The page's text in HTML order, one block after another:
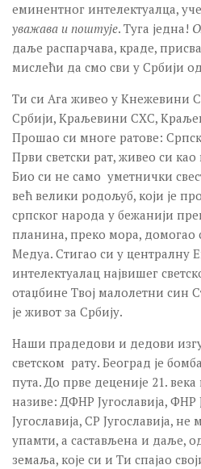
еминентног интелектуалца,
уважава и поштује. Туга једна!
даље распарчава, краде,
мислећи да смо сви у Србији
Tи си Ага живео у Кнежевини
Србији, Краљевини СХС,
Прошао си многе ратове:
Први светски рат, живео си
Био си не само уметнички
већ велики родољуб, који је
српског народа у бежанији
планина, преко мора, домогао
Медуа. Стигао си у централну
интелектуалац највишег
отаџбине Твој малолетни син
је живот за Србију.
Наши прадедови и дедови
светском рату. Београд је
пута. До прве деценије 21.
називе: ДФНР Југославија, ФНР
Југославија, СР Југославија,
упамти, а састављена и даље,
земаља, које си и Ти спајао